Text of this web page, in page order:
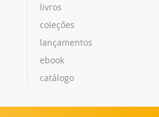
livros
coleções
lançamentos
ebook
catálogo